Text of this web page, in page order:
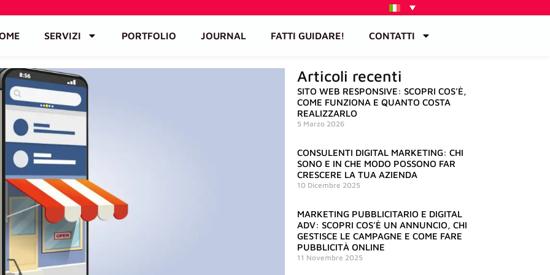
SERVIZI PORTFOLIO JOURNAL FATTI GUIDARE! CONTATTI
Articoli recenti
SITO WEB RESPONSIVE: SCOPRI COS’È,
COME FUNZIONA E QUANTO COSTA
REALIZZARLO
5 Marzo 2026
CONSULENTI DIGITAL MARKETING: CHI
SONO E IN CHE MODO POSSONO FAR
CRESCERE LA TUA AZIENDA
10 Dicembre 2025
MARKETING PUBBLICITARIO E DIGITAL
ADV: SCOPRI COS’È UN ANNUNCIO, CHI
GESTISCE LE CAMPAGNE E COME FARE
PUBBLICITÀ ONLINE
11 Novembre 2025